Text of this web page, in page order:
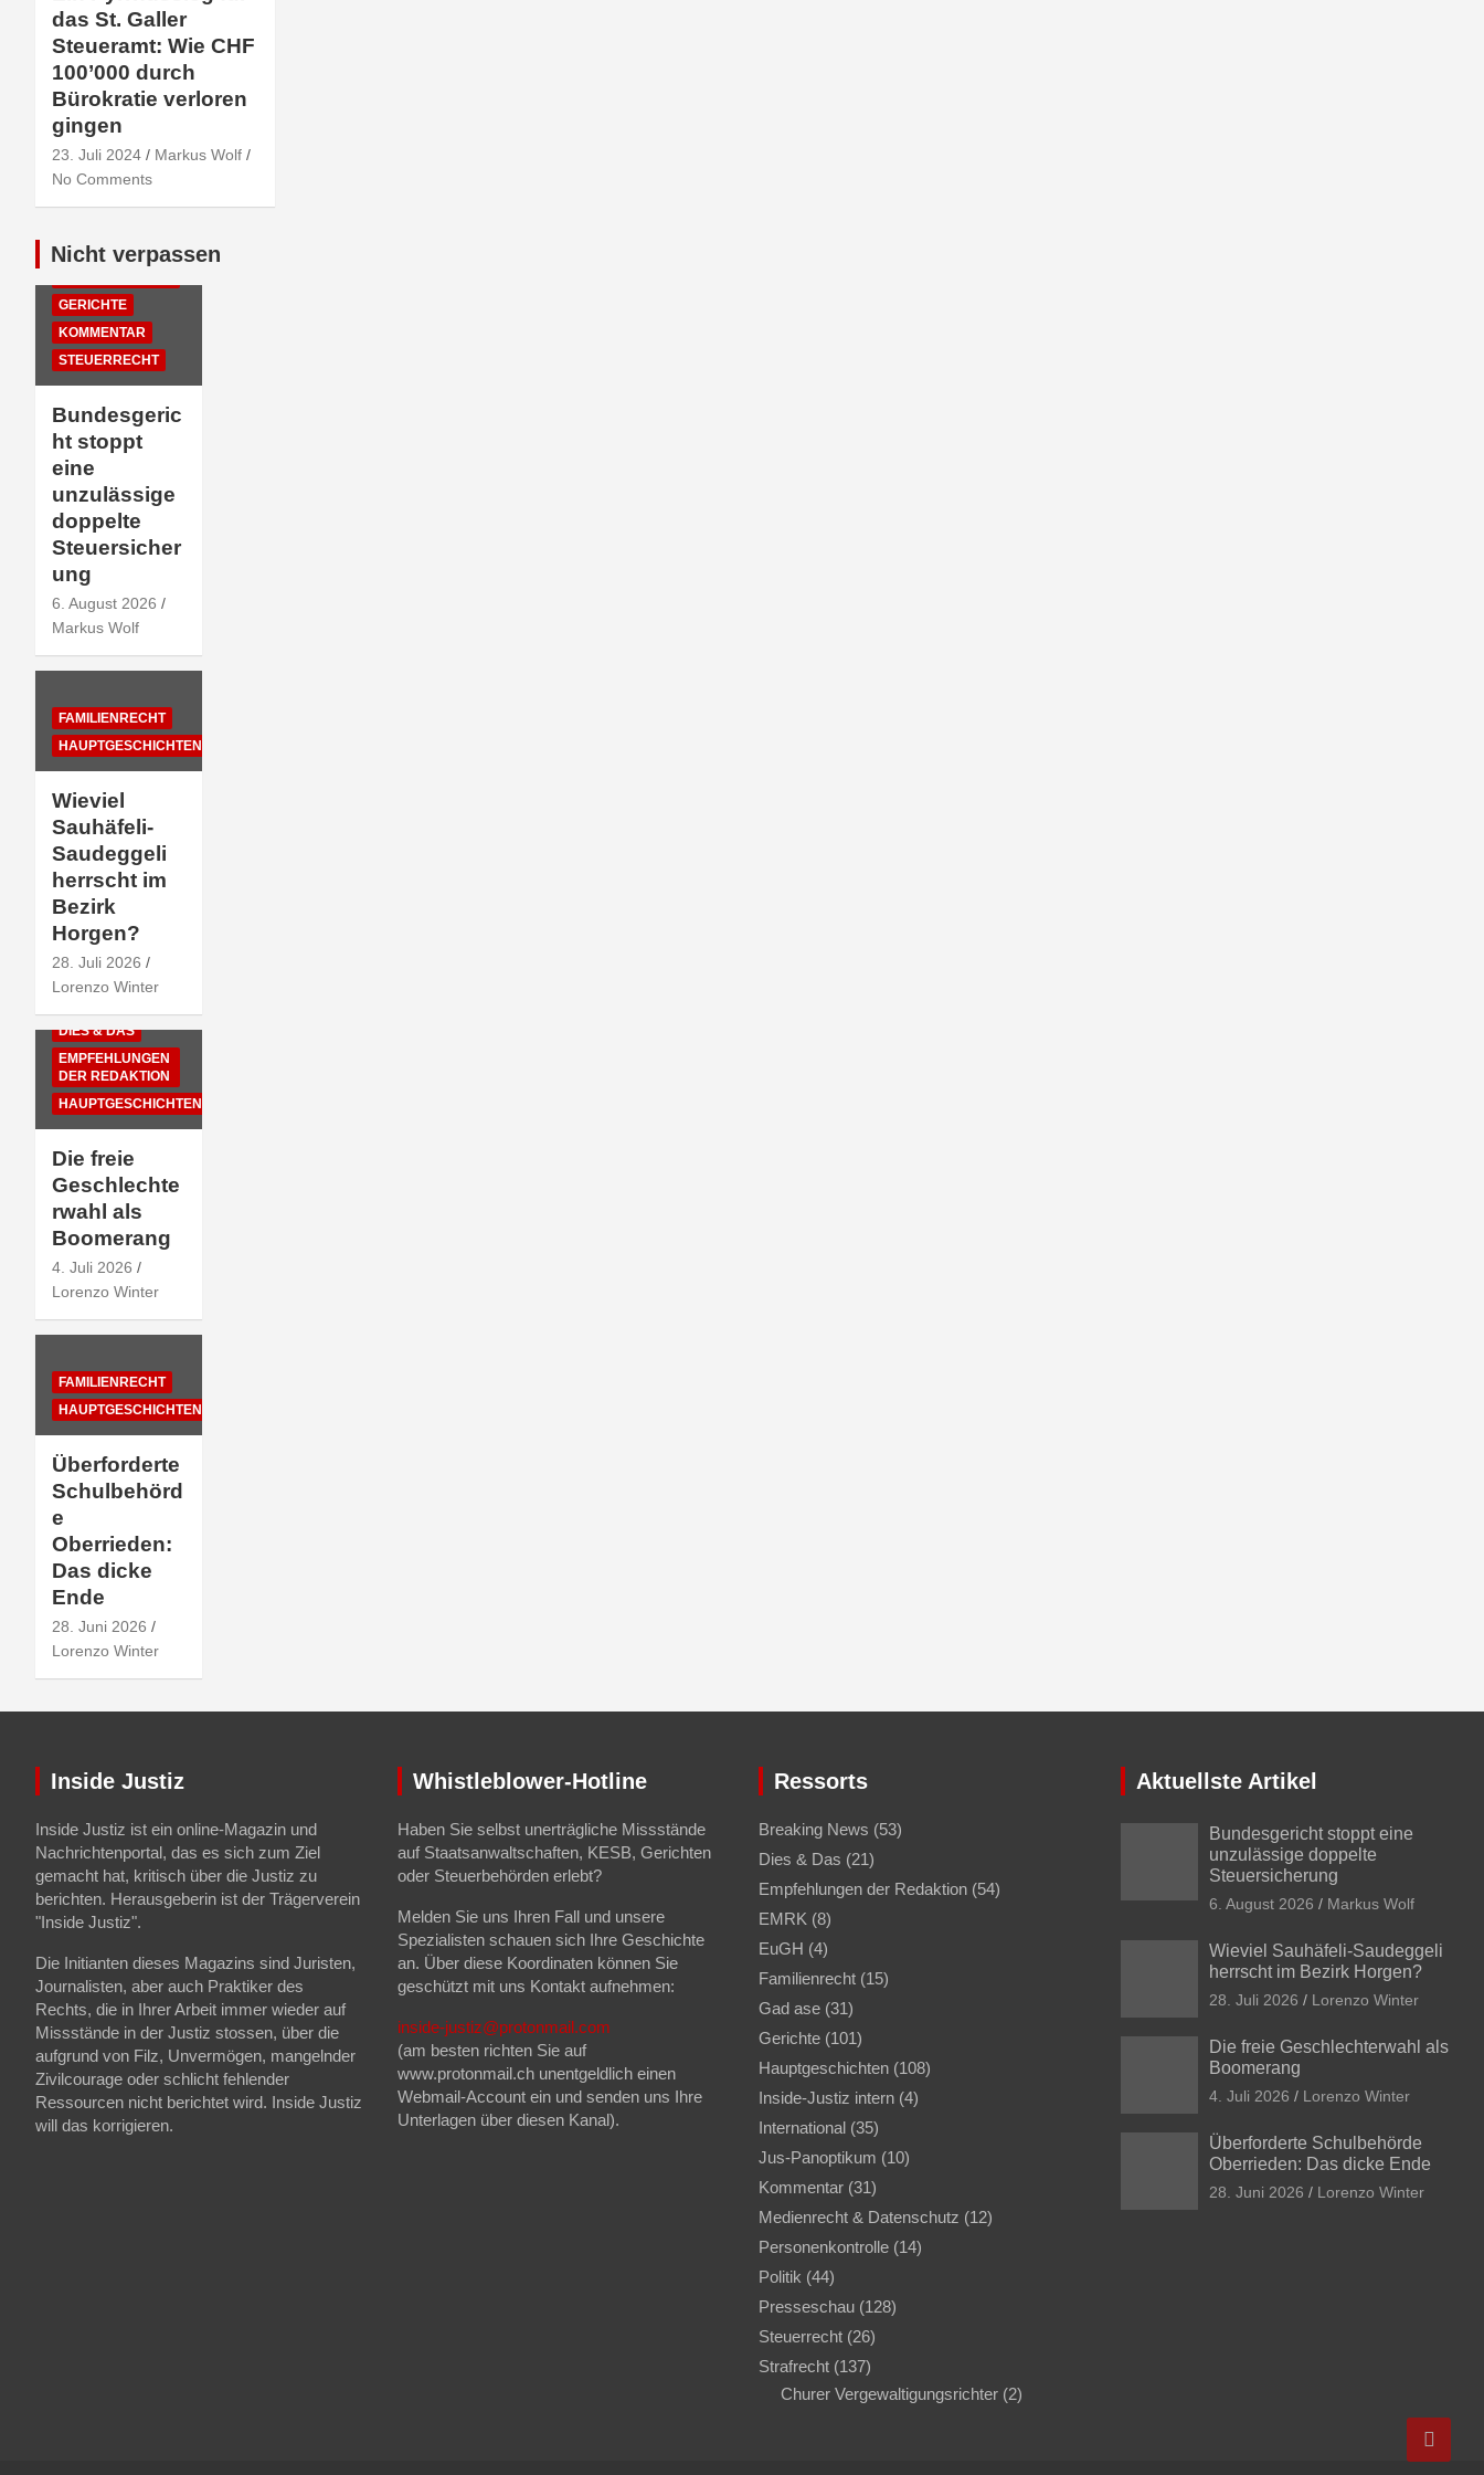
das St. Galler
Steueramt: Wie CHF
100’000 durch
Bürokratie verloren
gingen
23. Juli 2024
Markus Wolf
No Comments
Nicht verpassen
EMPFEHLUNGEN
GERICHTE
KOMMENTAR
STEUERRECHT
Bundesgeric
ht stoppt
eine
unzulässige
doppelte
Steuersicher
ung
6. August 2026
Markus Wolf
FAMILIENRECHT
HAUPTGESCHICHTEN
Wieviel
Sauhäfeli-
Saudeggeli
herrscht im
Bezirk
Horgen?
28. Juli 2026
Lorenzo Winter
DIES & DAS
EMPFEHLUNGEN
DER REDAKTION
HAUPTGESCHICHTEN
Die freie
Geschlechte
rwahl als
Boomerang
4. Juli 2026
Lorenzo Winter
FAMILIENRECHT
HAUPTGESCHICHTEN
Überforderte
Schulbehörd
e
Oberrieden:
Das dicke
Ende
28. Juni 2026
Lorenzo Winter
Inside Justiz
Inside Justiz ist ein online-Magazin und
Nachrichtenportal, das es sich zum Ziel
gemacht hat, kritisch über die Justiz zu
berichten. Herausgeberin ist der Trägerverein
"Inside Justiz".
Die Initianten dieses Magazins sind Juristen,
Journalisten, aber auch Praktiker des
Rechts, die in Ihrer Arbeit immer wieder auf
Missstände in der Justiz stossen, über die
aufgrund von Filz, Unvermögen, mangelnder
Zivilcourage oder schlicht fehlender
Ressourcen nicht berichtet wird. Inside Justiz
will das korrigieren.
Whistleblower-Hotline
Haben Sie selbst unerträgliche Missstände
auf Staatsanwaltschaften, KESB, Gerichten
oder Steuerbehörden erlebt?
Melden Sie uns Ihren Fall und unsere
Spezialisten schauen sich Ihre Geschichte
an. Über diese Koordinaten können Sie
geschützt mit uns Kontakt aufnehmen:
inside-justiz@protonmail.com
(am besten richten Sie auf
www.protonmail.ch unentgeldlich einen
Webmail-Account ein und senden uns Ihre
Unterlagen über diesen Kanal).
Ressorts
Breaking News (53)
Dies & Das (21)
Empfehlungen der Redaktion (54)
EMRK (8)
EuGH (4)
Familienrecht (15)
Gad ase (31)
Gerichte (101)
Hauptgeschichten (108)
Inside-Justiz intern (4)
International (35)
Jus-Panoptikum (10)
Kommentar (31)
Medienrecht & Datenschutz (12)
Personenkontrolle (14)
Politik (44)
Presseschau (128)
Steuerrecht (26)
Strafrecht (137)
Churer Vergewaltigungsrichter (2)
Aktuellste Artikel
Bundesgericht stoppt eine
unzulässige doppelte
Steuersicherung
6. August 2026 Markus Wolf
Wieviel Sauhäfeli-Saudeggeli
herrscht im Bezirk Horgen?
28. Juli 2026 Lorenzo Winter
Die freie Geschlechterwahl als
Boomerang
4. Juli 2026 Lorenzo Winter
Überforderte Schulbehörde
Oberrieden: Das dicke Ende
28. Juni 2026 Lorenzo Winter